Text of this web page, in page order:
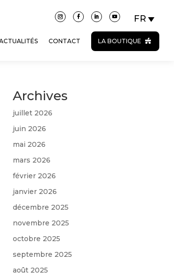
CONTACT LA BOUTIQUE
Archives
juillet 2026
juin 2026
mai 2026
mars 2026
février 2026
janvier 2026
décembre 2025
novembre 2025
octobre 2025
septembre 2025
août 2025